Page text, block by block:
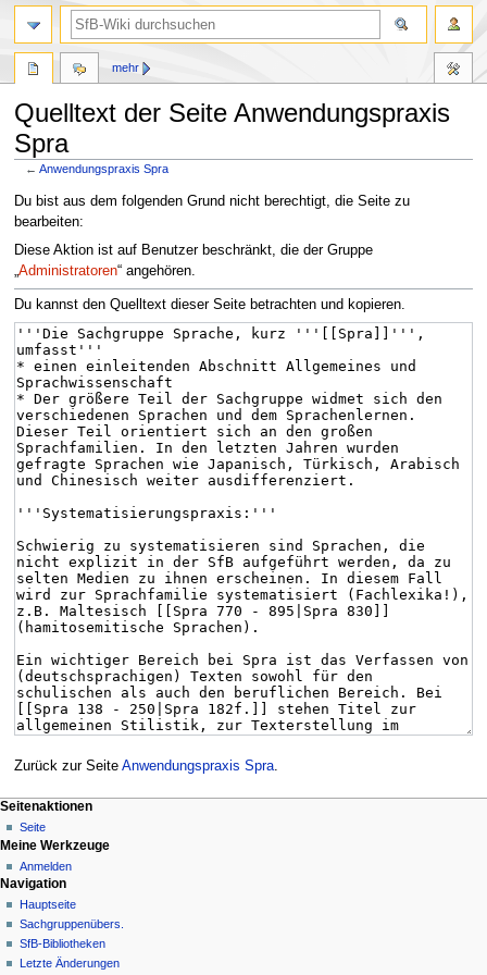
Quelltext der Seite Anwendungspraxis
Spra
←Anwendungspraxis Spra
Zur
Navigation
springen
Zur
Suche
springen
Du bist aus dem folgenden Grund nicht berechtigt, die Seite zu
bearbeiten:
Diese Aktion ist auf Benutzer beschränkt, die der Gruppe
Administratoren“ angehören.
Du kannst den Quelltext dieser Seite betrachten und kopieren.
Zurück zur Seite Anwendungspraxis Spra.
Seitenaktionen
Seite
mehr
Meine Werkzeuge
Anmelden
Navigation
Hauptseite
Sachgruppenübers.
SfB-Bibliotheken
Letzte Änderungen